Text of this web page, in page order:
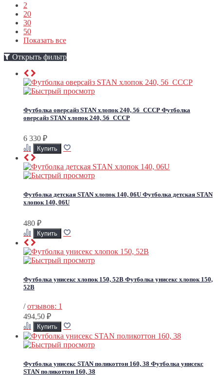
2
20
30
50
Показать все
Открыть фильтр
Футболка оверсайз STAN хлопок 240, 56_CCCР Футболка
оверсайз STAN хлопок 240, 56_CCCР
6 330 ₽
Футболка детская STAN хлопок 140, 06U Футболка детская STAN
хлопок 140, 06U
480 ₽
Футболка унисекс хлопок 150, 52B Футболка унисекс хлопок 150,
52B
/отзывов: 1
494,50 ₽
Футболка унисекс STAN поликоттон 160, 38 Футболка унисекс
STAN поликоттон 160, 38